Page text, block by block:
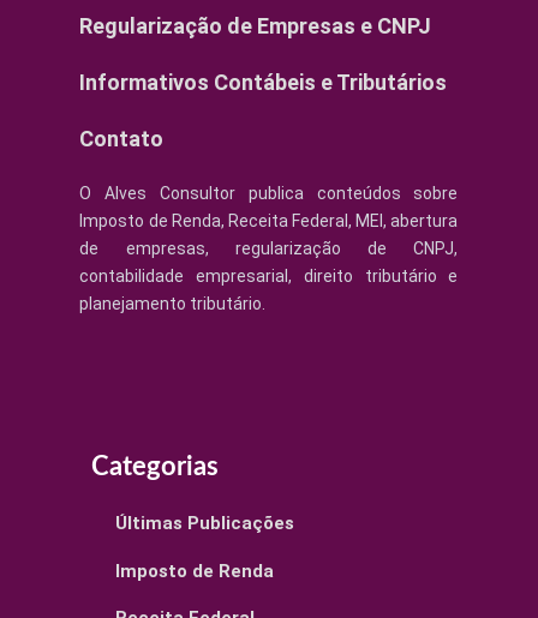
Regularização de Empresas e CNPJ
Informativos Contábeis e Tributários
Contato
O Alves Consultor publica conteúdos sobre
Imposto de Renda, Receita Federal, MEI, abertura
de empresas, regularização de CNPJ,
contabilidade empresarial, direito tributário e
planejamento tributário.
Categorias
Últimas Publicações
Imposto de Renda